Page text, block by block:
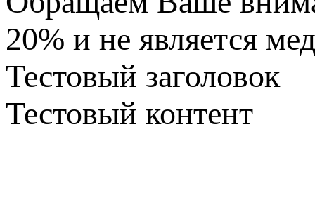
20% и не является
Тестовый заголовок
Тестовый контент